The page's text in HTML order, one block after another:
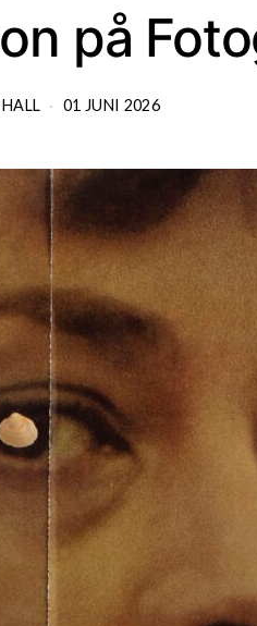
på
01 JUNI 2026